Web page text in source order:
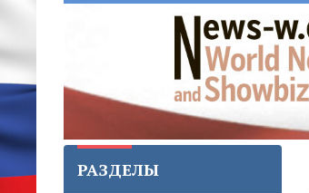
РАЗДЕЛЫ